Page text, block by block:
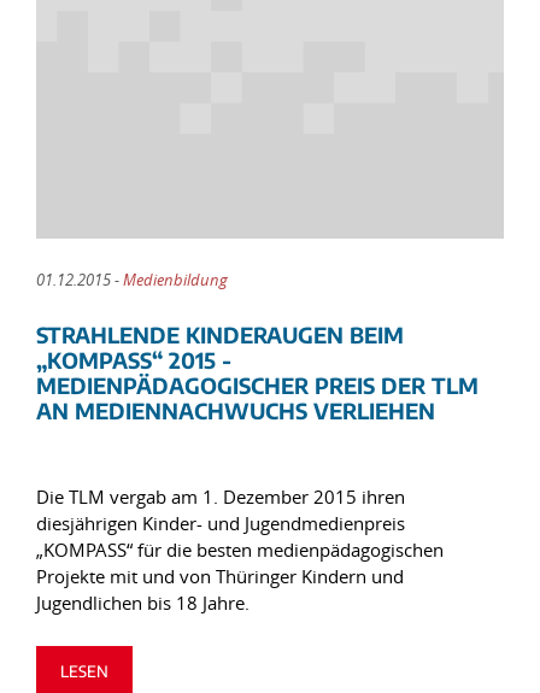
01.12.2015 -Medienbildung
STRAHLENDE KINDERAUGEN BEIM
„KOMPASS“ 2015 -
MEDIENPÄDAGOGISCHER PREIS DER TLM
AN MEDIENNACHWUCHS VERLIEHEN
Die TLM vergab am 1. Dezember 2015 ihren
diesjährigen Kinder- und Jugendmedienpreis
„KOMPASS“ für die besten medienpädagogischen
Projekte mit und von Thüringer Kindern und
Jugendlichen bis 18 Jahre.
LESEN